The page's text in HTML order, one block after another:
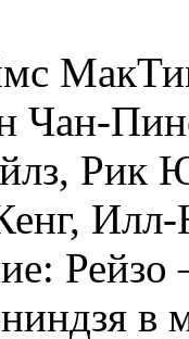
Чан-
Рик
в